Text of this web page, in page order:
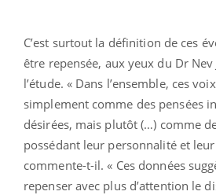
C’est surtout la définition de ces
être repensée, aux yeux du Dr
l’étude. « Dans l’ensemble, ces
simplement comme des pensées
désirées, mais plutôt (…) comme
possédant leur personnalité et
commente-t-il. « Ces données
repenser avec plus d’attention le